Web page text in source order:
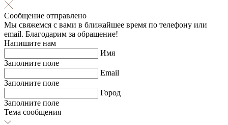
Сообщение отправлено
Мы свяжемся с вами в ближайшее время по телефону или
email. Благодарим за обращение!
Напишите нам
Имя
Заполните поле
Email
Заполните поле
Город
Заполните поле
Тема сообщения